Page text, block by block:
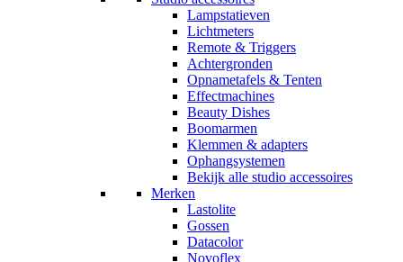
Lampstatieven
Lichtmeters
Remote & Triggers
Achtergronden
Opnametafels & Tenten
Effectmachines
Beauty Dishes
Boomarmen
Klemmen & adapters
Ophangsystemen
Bekijk alle studio accessoires
Merken
Lastolite
Gossen
Datacolor
Novoflex